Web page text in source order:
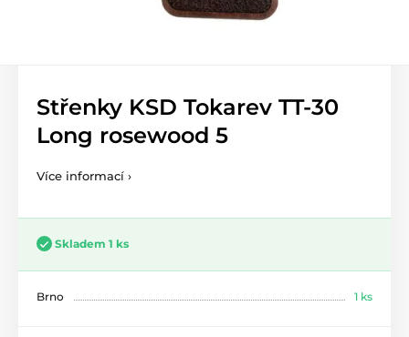
Střenky KSD Tokarev TT-30
Long rosewood 5
Více informací ›
Skladem 1 ks
Brno 1 ks